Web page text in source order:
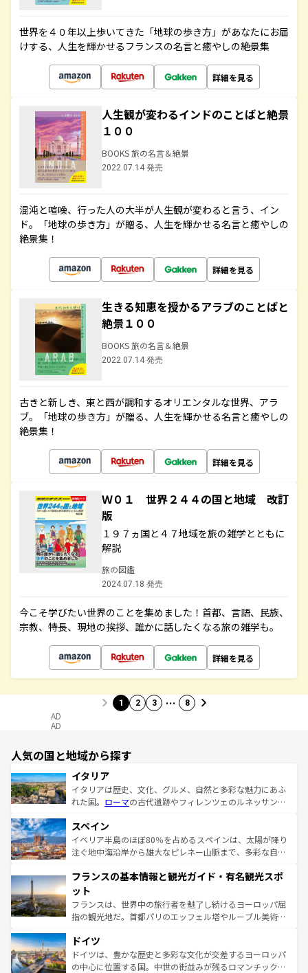
世界を４０年以上歩いてきた「地球の歩き方」があなたにお届
けする、人生を輝かせるフランスの名言と癒やしの絶景集
詳細を見る
人生観が変わるインドのことばと絶景
１００
BOOKS 旅の名言＆絶景
2022.07.14 発売
混沌と喧噪、行った人の大半が人生観が変わると言う、イン
ド。「地球の歩き方」が贈る、人生を輝かせる名言と癒やしの
絶景集！
詳細を見る
生きる知恵を授かるアラブのことばと
絶景１００
BOOKS 旅の名言＆絶景
2022.07.14 発売
古きと新しき、東と西が調和するオリエンタルな世界、アラ
ブ。「地球の歩き方」が贈る、人生を輝かせる名言と癒やしの
絶景集！
詳細を見る
Ｗ０１ 世界２４４の国と地域 改訂
版
１９７ヵ国と４７地域を旅の雑学とともに
解説
旅の図鑑
2024.07.18 発売
今こそ学びたい世界のことを集めました！首都、言語、民族、
宗教、特長、現地の挨拶、誰かに話したくなる旅の雑学も。
詳細を見る
1 2 3 … 8
AD
AD
人気の国と地域から探す
イタリア
イタリアは歴史、文化、グルメ、自然と多彩な魅力にあふ
れた国。 ローマの古代遺跡やフィレンツェのルネッサンス
ろん、トスカーナの美しい田園風景やアマルフィ海岸の絶
景など、自然景観も見逃せない。観光の合間には、本場の
ピザやパスタなど、絶品のイタリア料理を堪能することも
ませてくれるイタリアで、忘れられない旅をしてみよう！
なお、新着のイタリア情報は
しい。
スペイン
イベリア半島のほぼ80％を占めるスペインは、太陽が降り
注ぐ地中海沿岸から雄大なピレネー山脈まで、多彩な自然
文化が根付くこの国では、情熱的なフラメンコ、熱気あふ
れる闘牛、そして美味しいタパスが生活の一部となってい
る。首都マドリードの洗練された雰囲気や、バルセロナの
アートに溢れた街角から、地方では古代ローマ遺跡や中世
せる。地方によって風土や気候が異なるスペインはその個
性で訪れる人を魅了する。 なお、新着のスペイン情報は コ
ンテンツ一覧を参照してほしい。
フランスの基本情報と観光ガイド・有名観光スポ
ット
フランスは、世界中の旅行者を魅了し続けるヨーロッパ屈
指の観光地だ。首都パリのエッフェル塔やルーブル美術館
で、幅広い魅力が詰まっている。華麗な宮殿、歴史的な大
聖堂、美しいビーチ、そして豊かな自然が、訪れる者を心
から魅了する。また、フランスは美食の国としても知ら
ドイツ
ドイツは、豊かな歴史と多彩な文化が交差するヨーロッパ
の中心に位置する国。中世の街並みが残るロマンチック街